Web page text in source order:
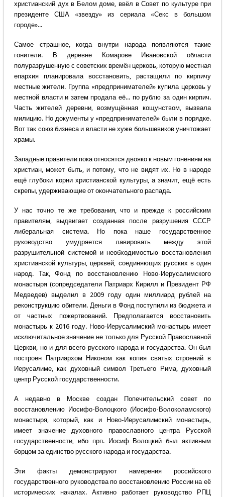
христианский дух в Белом доме, ввёл в Совет по культуре при
президенте США «звезду» из сериала «Секс в большом
городе»...
Самое страшное, когда внутри народа появляются такие
гонители. В деревне Комарове Ивановской области
полуразрушенную с советских времён церковь, которую местная
епархия планировала восстановить, растащили по кирпичу
местные жители. Группа «предпринимателей» купила церковь у
местной власти и затем продала её... по рублю за один кирпич.
Часть жителей деревни, возмущённая кощунством, вызвала
милицию. Но документы у «предпринимателей» были в порядке.
Вот так союз бизнеса и власти не хуже большевиков уничтожает
храмы.
Западные правители пока относятся двояко к новым гонениям на
христиан, может быть, и потому, что не видят их. Но в народе
ещё глубоки корни христианской культуры, а значит, ещё есть
скрепы, удерживающие от окончательного распада.
У нас точно те же требования, что и прежде к российским
правителям, выдвигает созданная после разрушения СССР
либеральная система. Но пока наше государственное
руководство умудряется лавировать между этой
разрушительной системой и необходимостью восстановления
христианской культуры, церквей, соединяющих русских в один
народ. Так, Фонд по восстановлению Ново-Иерусалимского
монастыря (сопредседатели Патриарх Кирилл и Президент РФ
Медведев) выделил в 2009 году один миллиард рублей на
реконструкцию обители. Деньги в Фонд поступили из бюджета и
от частных пожертвований. Предполагается восстановить
монастырь к 2016 году. Ново-Иерусалимский монастырь имеет
исключитальное значение не только для Русской Православной
Церкви, но и для всего русского народа и государства. Он был
построен Патриархом Никоном как копия святых строений в
Иерусалиме, как духовный символ Третьего Рима, духовный
центр Русской государственности.
А недавно в Москве создан Попечительский совет по
восстановлению Иосифо-Волоцкого (Иосифо-Волоколамского)
монастыря, который, как и Ново-Иерусалимский монастырь,
имеет значение духовного православного центра Русской
государственности, ибо прп. Иосиф Волоцкий был активным
борцом за единство русского народа и государства.
Эти факты демонстрируют намерения российского
государственного руководства по восстановлению России на её
исторических началах. Активно работает руководство РПЦ